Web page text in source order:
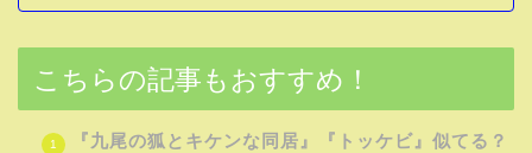
こちらの記事もおすすめ！
『九尾の狐とキケンな同居』『トッケビ』似てる？